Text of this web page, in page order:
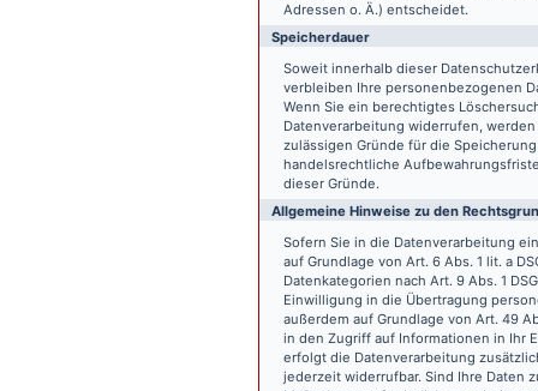
Adressen o. Ä.) entscheidet.
Speicherdauer
Soweit innerhalb dieser
verbleiben Ihre personenbezogenen
Wenn Sie ein berechtigtes
Datenverarbeitung widerrufen,
zulässigen Gründe für die
handelsrechtliche
dieser Gründe.
Allgemeine Hinweise zu den
Sofern Sie in die Datenverarbeitung
auf Grundlage von Art. 6 Abs. 1 lit. a
Datenkategorien nach Art. 9 Abs. 1
Einwilligung in die Übertragung
außerdem auf Grundlage von Art. 49
in den Zugriff auf Informationen in Ihr
erfolgt die Datenverarbeitung
jederzeit widerrufbar. Sind Ihre Daten